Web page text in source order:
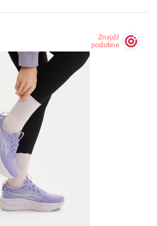
Znajdź
podobne